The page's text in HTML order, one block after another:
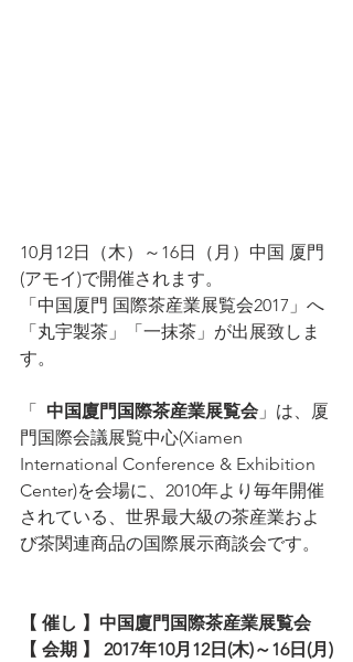
10月12日（木）～16日（月）中国 厦門
(アモイ)で開催されます。
「中国厦門 国際茶産業展覧会2017」へ
「丸宇製茶」「一抹茶」が出展致しま
す。
「 中国廈門国際茶産業展覧会 」は、厦
門国際会議展覧中心(Xiamen
International Conference & Exhibition
Center)を会場に、2010年より毎年開催
されている、世界最大級の茶産業およ
び茶関連商品の国際展示商談会です。
【 催し 】中国廈門国際茶産業展覧会
【 会期 】 2017年10月12日(木)～16日(月)